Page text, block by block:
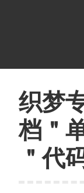
织梦
档＂
＂代